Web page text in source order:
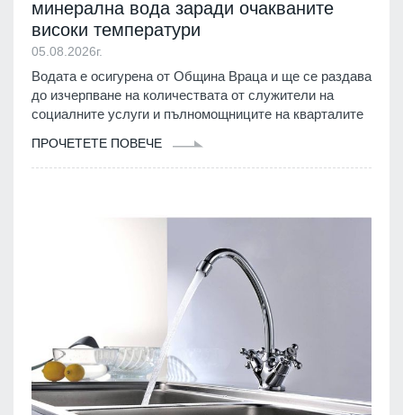
минерална вода заради очакваните
високи температури
05.08.2026г.
Водата е осигурена от Община Враца и ще се раздава
до изчерпване на количествата от служители на
социалните услуги и пълномощниците на кварталите
ПРОЧЕТЕТЕ ПОВЕЧЕ